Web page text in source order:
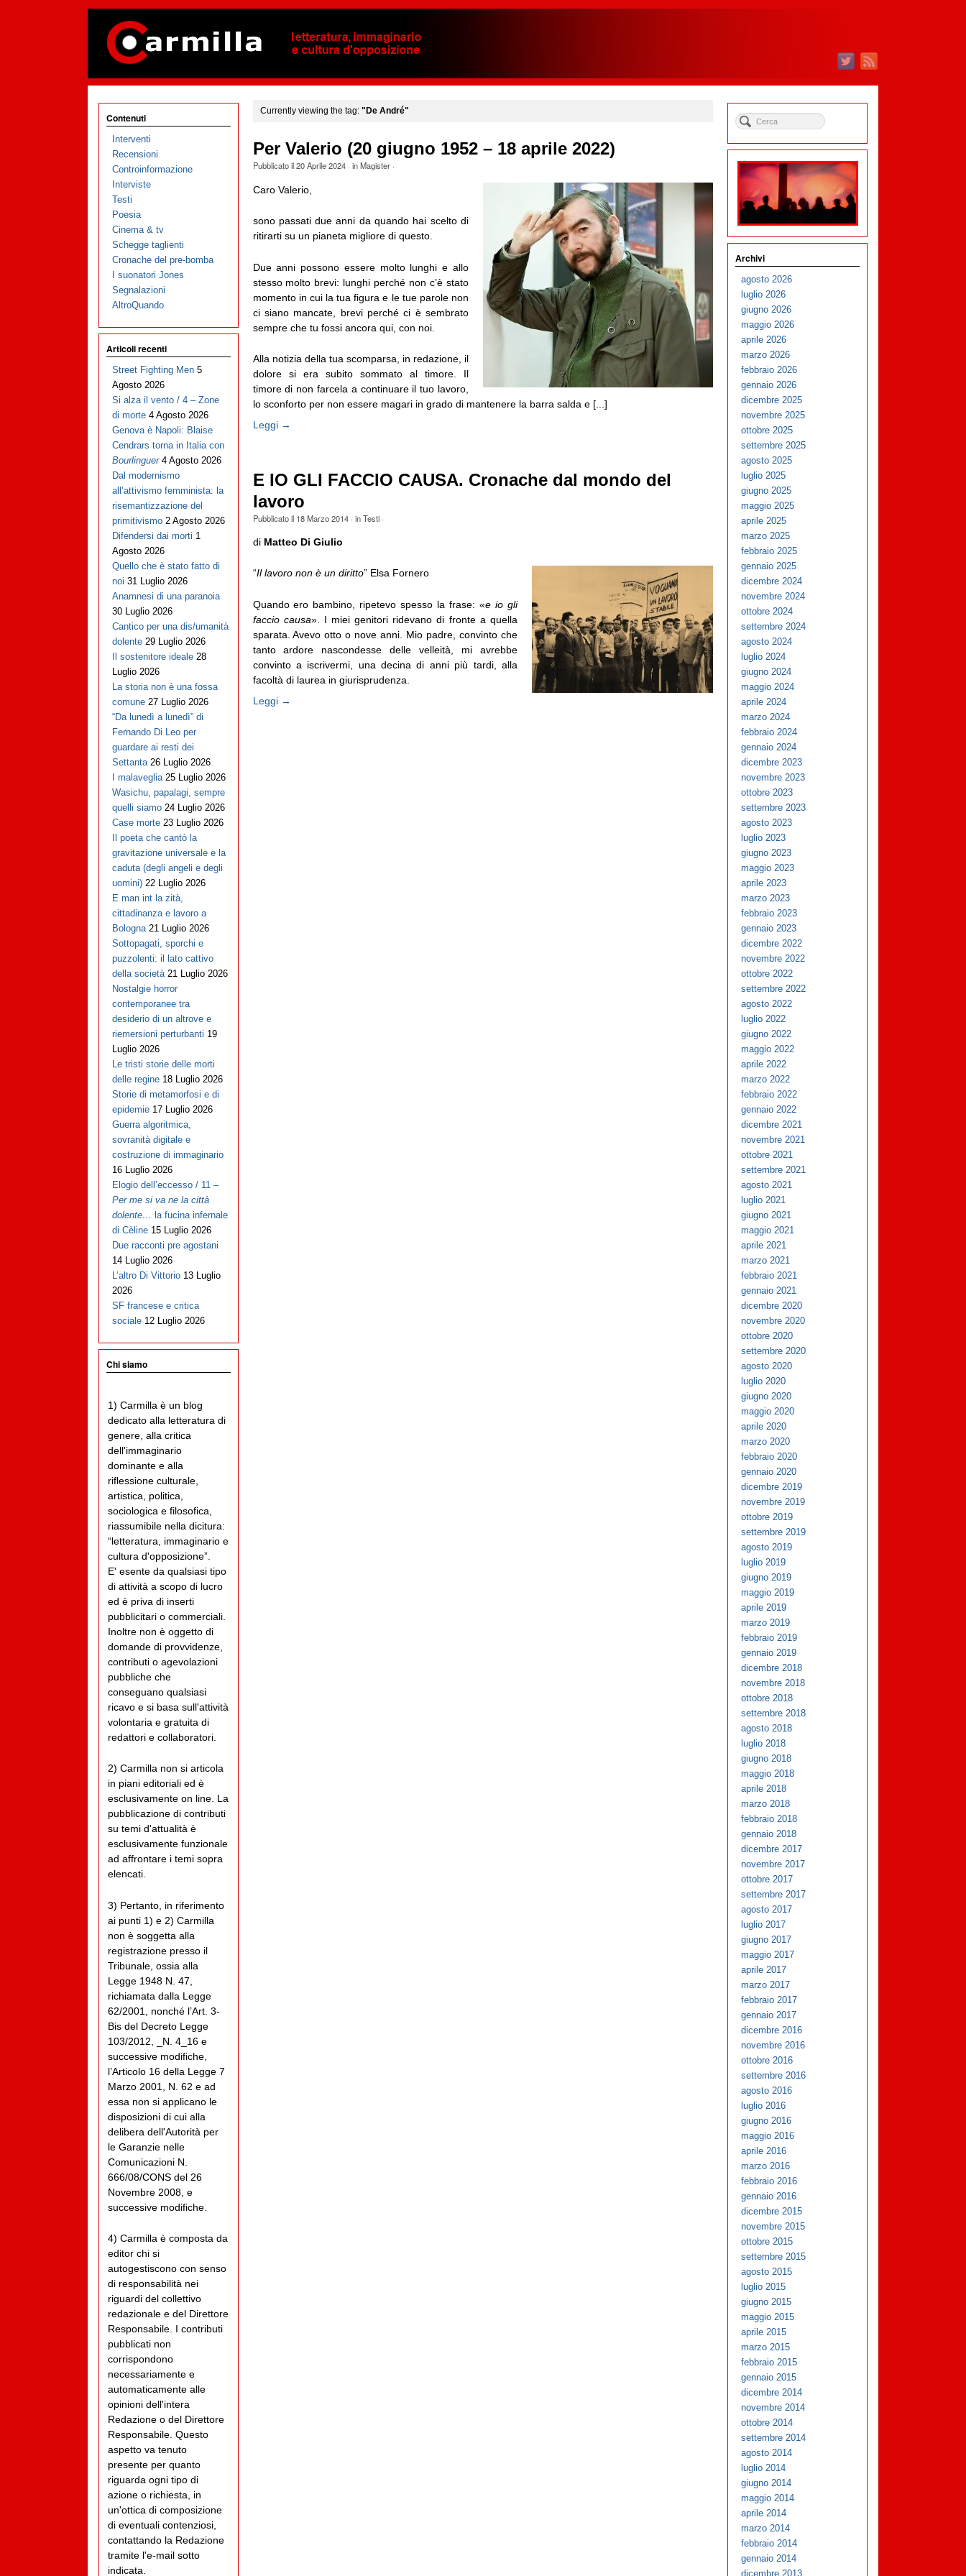
Currently viewing the tag: "De André"
Per Valerio (20 giugno 1952 – 18 aprile 2022)
Pubblicato il20 Aprile 2024· inMagister·
Caro Valerio,
sono passati due anni da quando hai scelto di
ritirarti su un pianeta migliore di questo.
Due anni possono essere molto lunghi e allo
stesso molto brevi: lunghi perché non c’è stato
momento in cui la tua figura e le tue parole non
ci siano mancate, brevi perché ci è sembrato
sempre che tu fossi ancora qui, con noi.
Alla notizia della tua scomparsa, in redazione, il
dolore si era subito sommato al timore. Il
timore di non farcela a continuare il tuo lavoro,
lo sconforto per non essere magari in grado di mantenere la barra salda e [...]
Leggi →
E IO GLI FACCIO CAUSA. Cronache dal mondo del
lavoro
Pubblicato il 18 Marzo 2014· inTesti·
di Matteo Di Giulio
“Il lavoro non è un diritto” Elsa Fornero
Quando ero bambino, ripetevo spesso la frase: «e io gli
faccio causa». I miei genitori ridevano di fronte a quella
sparata. Avevo otto o nove anni. Mio padre, convinto che
tanto ardore nascondesse delle velleità, mi avrebbe
convinto a iscrivermi, una decina di anni più tardi, alla
facoltà di laurea in giurisprudenza.
Leggi →
Contenuti
Interventi
Recensioni
Controinformazione
Interviste
Testi
Poesia
Cinema & tv
Schegge taglienti
Cronache del pre-bomba
I suonatori Jones
Segnalazioni
AltroQuando
Articoli recenti
Street Fighting Men 5
Agosto 2026
Si alza il vento / 4 – Zone
di morte 4 Agosto 2026
Genova è Napoli: Blaise
Cendrars torna in Italia con
Bourlinguer 4 Agosto 2026
Dal modernismo
all’attivismo femminista: la
risemantizzazione del
primitivismo 2 Agosto 2026
Difendersi dai morti 1
Agosto 2026
Quello che è stato fatto di
noi 31 Luglio 2026
Anamnesi di una paranoia
30 Luglio 2026
Cantico per una dis/umanità
dolente 29 Luglio 2026
Il sostenitore ideale 28
Luglio 2026
La storia non è una fossa
comune 27 Luglio 2026
“Da lunedì a lunedì” di
Fernando Di Leo per
guardare ai resti dei
Settanta 26 Luglio 2026
I malaveglia 25 Luglio 2026
Wasichu, papalagi, sempre
quelli siamo 24 Luglio 2026
Case morte 23 Luglio 2026
Il poeta che cantò la
gravitazione universale e la
caduta (degli angeli e degli
uomini) 22 Luglio 2026
E man int la zità,
cittadinanza e lavoro a
Bologna 21 Luglio 2026
Sottopagati, sporchi e
puzzolenti: il lato cattivo
della società 21 Luglio 2026
Nostalgie horror
contemporanee tra
desiderio di un altrove e
riemersioni perturbanti 19
Luglio 2026
Le tristi storie delle morti
delle regine 18 Luglio 2026
Storie di metamorfosi e di
epidemie 17 Luglio 2026
Guerra algoritmica,
sovranità digitale e
costruzione di immaginario
16 Luglio 2026
Elogio dell’eccesso / 11 –
Per me si va ne la città
dolente… la fucina infernale
di Cèline 15 Luglio 2026
Due racconti pre agostani
14 Luglio 2026
L’altro Di Vittorio 13 Luglio
2026
SF francese e critica
sociale 12 Luglio 2026
Chi siamo
1) Carmilla è un blog
dedicato alla letteratura di
genere, alla critica
dell'immaginario
dominante e alla
riflessione culturale,
artistica, politica,
sociologica e filosofica,
riassumibile nella dicitura:
“letteratura, immaginario e
cultura d'opposizione”.
E' esente da qualsiasi tipo
di attività a scopo di lucro
ed è priva di inserti
pubblicitari o commerciali.
Inoltre non è oggetto di
domande di provvidenze,
contributi o agevolazioni
pubbliche che
conseguano qualsiasi
ricavo e si basa sull'attività
volontaria e gratuita di
redattori e collaboratori.
2) Carmilla non si articola
in piani editoriali ed è
esclusivamente on line. La
pubblicazione di contributi
su temi d'attualità è
esclusivamente funzionale
ad affrontare i temi sopra
elencati.
3) Pertanto, in riferimento
ai punti 1) e 2) Carmilla
non è soggetta alla
registrazione presso il
Tribunale, ossia alla
Legge 1948 N. 47,
richiamata dalla Legge
62/2001, nonché l’Art. 3-
Bis del Decreto Legge
103/2012, _N. 4_16 e
successive modifiche,
l’Articolo 16 della Legge 7
Marzo 2001, N. 62 e ad
essa non si applicano le
disposizioni di cui alla
delibera dell'Autorità per
le Garanzie nelle
Comunicazioni N.
666/08/CONS del 26
Novembre 2008, e
successive modifiche.
4) Carmilla è composta da
editor chi si
autogestiscono con senso
di responsabilità nei
riguardi del collettivo
redazionale e del Direttore
Responsabile. I contributi
pubblicati non
corrispondono
necessariamente e
automaticamente alle
opinioni dell'intera
Redazione o del Direttore
Responsabile. Questo
aspetto va tenuto
presente per quanto
riguarda ogni tipo di
azione o richiesta, in
un'ottica di composizione
di eventuali contenziosi,
contattando la Redazione
tramite l'e-mail sotto
indicata.
Archivi
agosto 2026
luglio 2026
giugno 2026
maggio 2026
aprile 2026
marzo 2026
febbraio 2026
gennaio 2026
dicembre 2025
novembre 2025
ottobre 2025
settembre 2025
agosto 2025
luglio 2025
giugno 2025
maggio 2025
aprile 2025
marzo 2025
febbraio 2025
gennaio 2025
dicembre 2024
novembre 2024
ottobre 2024
settembre 2024
agosto 2024
luglio 2024
giugno 2024
maggio 2024
aprile 2024
marzo 2024
febbraio 2024
gennaio 2024
dicembre 2023
novembre 2023
ottobre 2023
settembre 2023
agosto 2023
luglio 2023
giugno 2023
maggio 2023
aprile 2023
marzo 2023
febbraio 2023
gennaio 2023
dicembre 2022
novembre 2022
ottobre 2022
settembre 2022
agosto 2022
luglio 2022
giugno 2022
maggio 2022
aprile 2022
marzo 2022
febbraio 2022
gennaio 2022
dicembre 2021
novembre 2021
ottobre 2021
settembre 2021
agosto 2021
luglio 2021
giugno 2021
maggio 2021
aprile 2021
marzo 2021
febbraio 2021
gennaio 2021
dicembre 2020
novembre 2020
ottobre 2020
settembre 2020
agosto 2020
luglio 2020
giugno 2020
maggio 2020
aprile 2020
marzo 2020
febbraio 2020
gennaio 2020
dicembre 2019
novembre 2019
ottobre 2019
settembre 2019
agosto 2019
luglio 2019
giugno 2019
maggio 2019
aprile 2019
marzo 2019
febbraio 2019
gennaio 2019
dicembre 2018
novembre 2018
ottobre 2018
settembre 2018
agosto 2018
luglio 2018
giugno 2018
maggio 2018
aprile 2018
marzo 2018
febbraio 2018
gennaio 2018
dicembre 2017
novembre 2017
ottobre 2017
settembre 2017
agosto 2017
luglio 2017
giugno 2017
maggio 2017
aprile 2017
marzo 2017
febbraio 2017
gennaio 2017
dicembre 2016
novembre 2016
ottobre 2016
settembre 2016
agosto 2016
luglio 2016
giugno 2016
maggio 2016
aprile 2016
marzo 2016
febbraio 2016
gennaio 2016
dicembre 2015
novembre 2015
ottobre 2015
settembre 2015
agosto 2015
luglio 2015
giugno 2015
maggio 2015
aprile 2015
marzo 2015
febbraio 2015
gennaio 2015
dicembre 2014
novembre 2014
ottobre 2014
settembre 2014
agosto 2014
luglio 2014
giugno 2014
maggio 2014
aprile 2014
marzo 2014
febbraio 2014
gennaio 2014
dicembre 2013